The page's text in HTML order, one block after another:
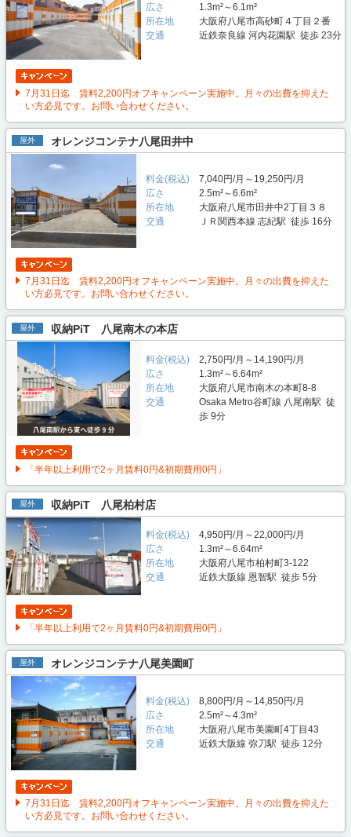
広さ
1.3m²～6.1m²
所在地
大阪府八尾市高砂町４丁目２番
交通
近鉄奈良線 河内花園駅 徒歩 23分
7月31日迄 賃料2,200円オフキャンペーン実施中。月々の出費を抑えた
い方必見です。お問い合わせください。
屋外 オレンジコンテナ八尾田井中
料金(税込)
7,040円/月～19,250円/月
広さ
2.5m²～6.6m²
所在地
大阪府八尾市田井中2丁目３８
交通
ＪＲ関西本線 志紀駅 徒歩 16分
7月31日迄 賃料2,200円オフキャンペーン実施中。月々の出費を抑えた
い方必見です。お問い合わせください。
屋外 収納PiT 八尾南木の本店
料金(税込)
2,750円/月～14,190円/月
広さ
1.3m²～6.64m²
所在地
大阪府八尾市南木の本町8-8
交通
Osaka Metro谷町線 八尾南駅 徒
歩 9分
「半年以上利用で2ヶ月賃料0円&初期費用0円」
屋外 収納PiT 八尾柏村店
料金(税込)
4,950円/月～22,000円/月
広さ
1.3m²～6.64m²
所在地
大阪府八尾市柏村町3-122
交通
近鉄大阪線 恩智駅 徒歩 5分
「半年以上利用で2ヶ月賃料0円&初期費用0円」
屋外 オレンジコンテナ八尾美園町
料金(税込)
8,800円/月～14,850円/月
広さ
2.5m²～4.3m²
所在地
大阪府八尾市美園町4丁目43
交通
近鉄大阪線 弥刀駅 徒歩 12分
7月31日迄 賃料2,200円オフキャンペーン実施中。月々の出費を抑えた
い方必見です。お問い合わせください。